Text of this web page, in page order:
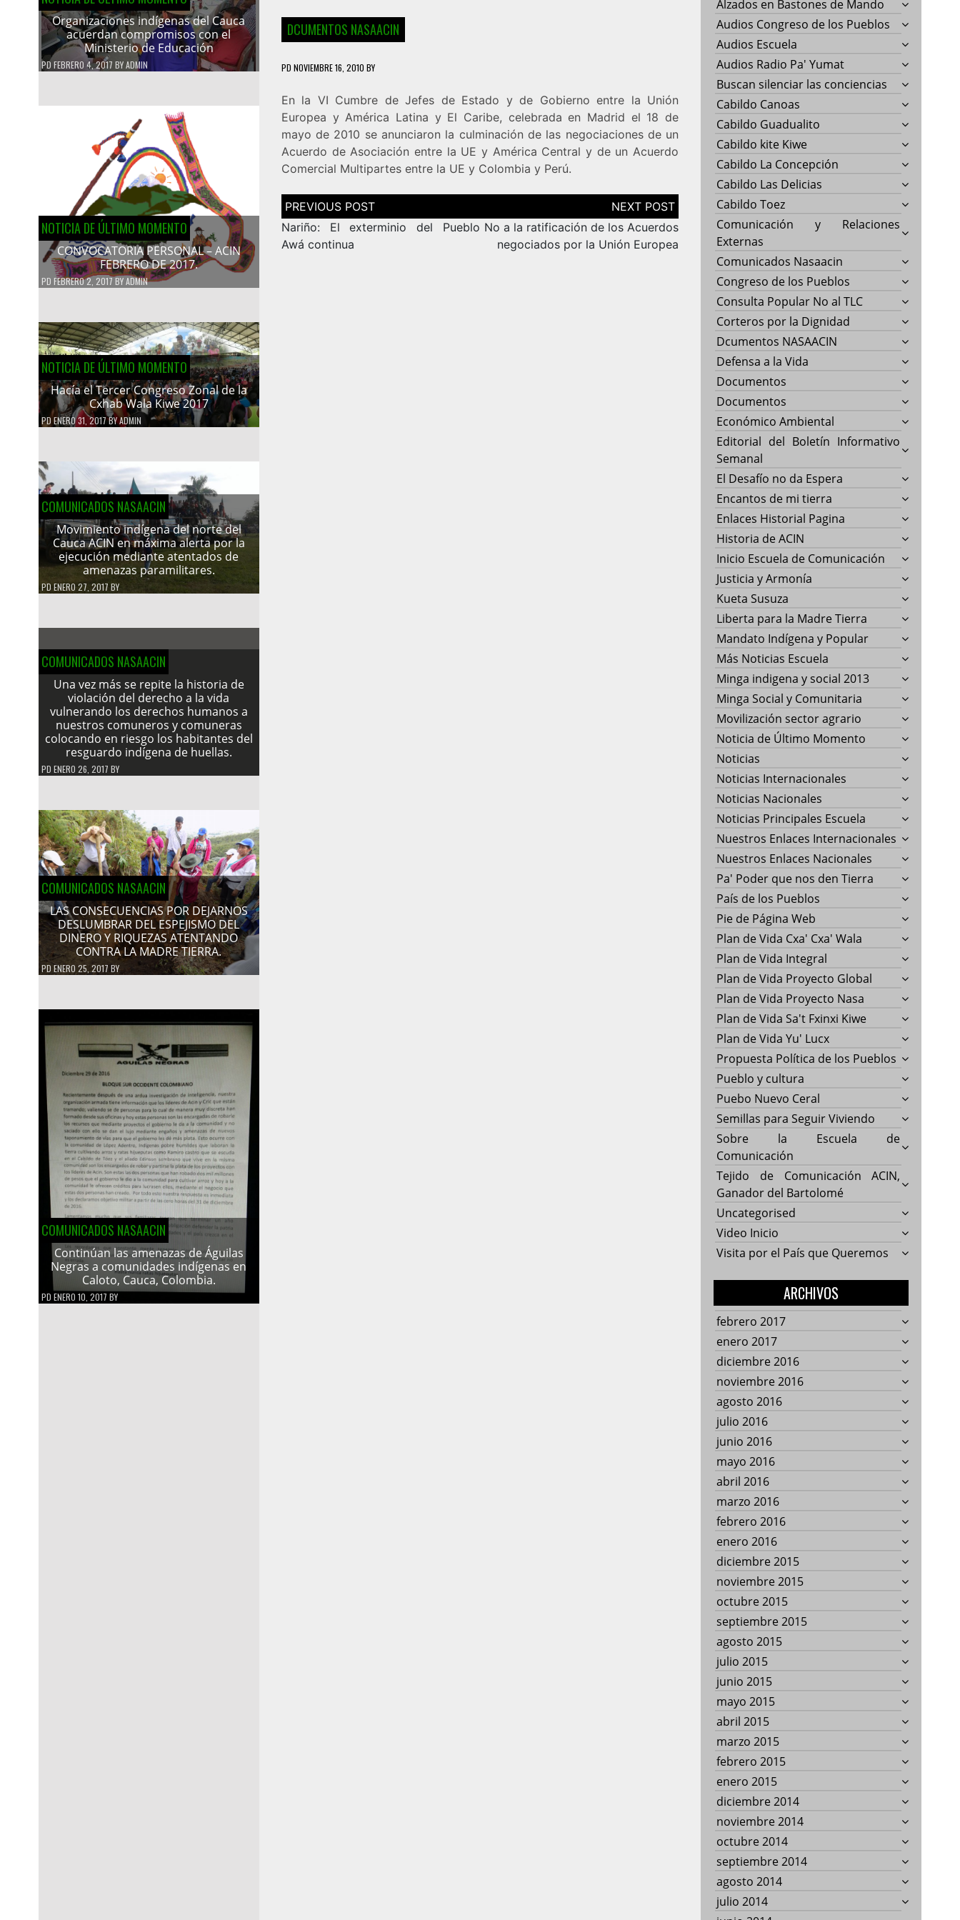
Organizaciones indígenas del Cauca
acuerdan compromisos con el
Ministerio de Educación
PD FEBRERO 4, 2017 BYADMIN
NOTICIA DE ÚLTIMO MOMENTO
CONVOCATORIA PERSONAL – ACIN
FEBRERO DE 2017.
PD FEBRERO 2, 2017BYADMIN
NOTICIA DE ÚLTIMO MOMENTO
Hacía el Tercer Congreso Zonal de la
Cxhab Wala Kiwe 2017
PDENERO 31, 2017BYADMIN
COMUNICADOS NASAACIN
Movimiento indígena del norte del
Cauca ACIN en máxima alerta por la
ejecución mediante atentados de
amenazas paramilitares.
PD ENERO 27, 2017 BY
COMUNICADOS NASAACIN
Una vez más se repite la historia de
violación del derecho a la vida
vulnerando los derechos humanos a
nuestros comuneros y comuneras
colocando en riesgo los habitantes del
resguardo indígena de huellas.
PD ENERO 26, 2017 BY
COMUNICADOS NASAACIN
LAS CONSECUENCIAS POR DEJARNOS
DESLUMBRAR DEL ESPEJISMO DEL
DINERO Y RIQUEZAS ATENTANDO
CONTRA LA MADRE TIERRA.
PDENERO 25, 2017 BY
COMUNICADOS NASAACIN
Continúan las amenazas de Águilas
Negras a comunidades indígenas en
Caloto, Cauca, Colombia.
PD ENERO 10, 2017 BY
DCUMENTOS NASAACIN
PD NOVIEMBRE 16, 2010 BY
En la VI Cumbre de Jefes de Estado y de Gobierno entre la Unión
Europea y América Latina y El Caribe, celebrada en Madrid el 18 de
mayo de 2010 se anunciaron la culminación de las negociaciones de un
Acuerdo de Asociación entre la UE y América Central y de un Acuerdo
Comercial Multipartes entre la UE y Colombia y Perú.
Navegación
de
entradas
Nariño: El exterminio del Pueblo
Awá continua
No a la ratificación de los Acuerdos
negociados por la Unión Europea
Alzados en Bastones de Mando
Audios Congreso de los Pueblos
Audios Escuela
Audios Radio Pa' Yumat
Buscan silenciar las conciencias
Cabildo Canoas
Cabildo Guadualito
Cabildo kite Kiwe
Cabildo La Concepción
Cabildo Las Delicias
Cabildo Toez
Comunicación y Relaciones
Externas
Comunicados Nasaacin
Congreso de los Pueblos
Consulta Popular No al TLC
Corteros por la Dignidad
Dcumentos NASAACIN
Defensa a la Vida
Documentos
Documentos
Económico Ambiental
Editorial del Boletín Informativo
Semanal
El Desafío no da Espera
Encantos de mi tierra
Enlaces Historial Pagina
Historia de ACIN
Inicio Escuela de Comunicación
Justicia y Armonía
Kueta Susuza
Liberta para la Madre Tierra
Mandato Indígena y Popular
Más Noticias Escuela
Minga indigena y social 2013
Minga Social y Comunitaria
Movilización sector agrario
Noticia de Último Momento
Noticias
Noticias Internacionales
Noticias Nacionales
Noticias Principales Escuela
Nuestros Enlaces Internacionales
Nuestros Enlaces Nacionales
Pa' Poder que nos den Tierra
País de los Pueblos
Pie de Página Web
Plan de Vida Cxa' Cxa' Wala
Plan de Vida Integral
Plan de Vida Proyecto Global
Plan de Vida Proyecto Nasa
Plan de Vida Sa't Fxinxi Kiwe
Plan de Vida Yu' Lucx
Propuesta Política de los Pueblos
Pueblo y cultura
Puebo Nuevo Ceral
Semillas para Seguir Viviendo
Sobre la Escuela de
Comunicación
Tejido de Comunicación ACIN,
Ganador del Bartolomé
Uncategorised
Video Inicio
Visita por el País que Queremos
ARCHIVOS
febrero 2017
enero 2017
diciembre 2016
noviembre 2016
agosto 2016
julio 2016
junio 2016
mayo 2016
abril 2016
marzo 2016
febrero 2016
enero 2016
diciembre 2015
noviembre 2015
octubre 2015
septiembre 2015
agosto 2015
julio 2015
junio 2015
mayo 2015
abril 2015
marzo 2015
febrero 2015
enero 2015
diciembre 2014
noviembre 2014
octubre 2014
septiembre 2014
agosto 2014
julio 2014